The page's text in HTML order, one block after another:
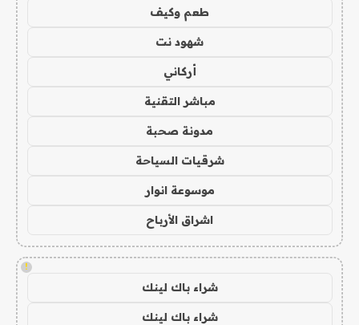
طعم وكيف
شهود نت
أركاني
مباشر التقنية
مدونة صحبة
شرقيات السياحة
موسوعة انوار
اشراق الأرباح
!
شراء باك لينك
شراء باك لينك